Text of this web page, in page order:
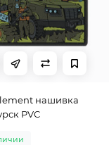
нашивка
PVC